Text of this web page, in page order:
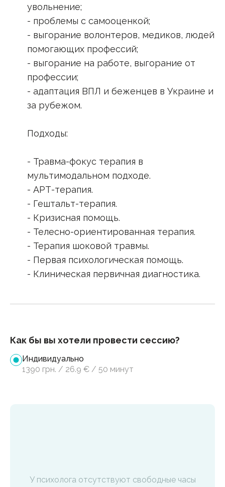
увольнение;
- проблемы с самооценкой;
- выгорание волонтеров, медиков, людей
помогающих профессий;
- выгорание на работе, выгорание от
профессии;
- адаптация ВПЛ и беженцев в Украине и
за рубежом.
Подходы:
- Травма-фокус терапия в
мультимодальном подходе.
- АРТ-терапия.
- Гештальт-терапия.
- Кризисная помощь.
- Телесно-ориентированная терапия.
- Терапия шоковой травмы.
- Первая психологическая помощь.
- Клиническая первичная диагностика.
Как бы вы хотели провести сессию?
Индивидуально
1390 грн. / 26.9 € / 50 минут
У психолога отсутствуют свободные часы